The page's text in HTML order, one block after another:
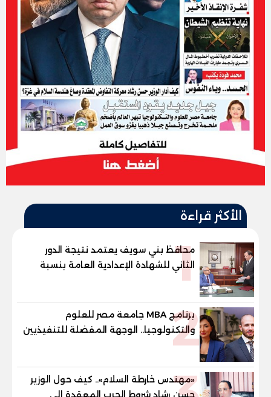
الأكثر قراءة
1
محافظ بني سويف يعتمد نتيجة الدور
الثاني للشهادة الإعدادية العامة بنسبة
والنور للمكفوفين
2
برنامج MBA جامعة مصر للعلوم
والتكنولوجيا.. الوجهة المفضلة للتنفيذيين
وقيادات المؤسسات لصناعة قادة
«مهندس خارطة السلام».. كيف حول الوزير
حسن رشاد شروط الحرب المعقدة إلى